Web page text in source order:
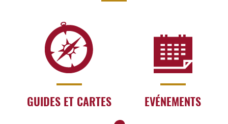
GUIDES ET CARTES EVÉNEMENTS